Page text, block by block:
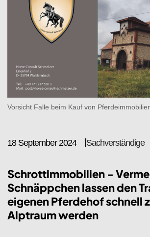
Vorsicht Falle beim Kauf von
18 September 2024 Sachverständige
Schrottimmobilien -
Schnäppchen lassen den
eigenen Pferdehof schnell
Alptraum werden